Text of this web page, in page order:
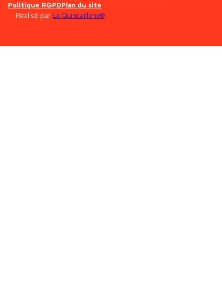
Politique RGPDPlan du site
Réalisé par La Quincaillerie®